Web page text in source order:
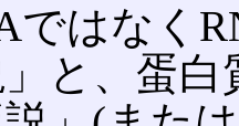
ではなく
と、蛋